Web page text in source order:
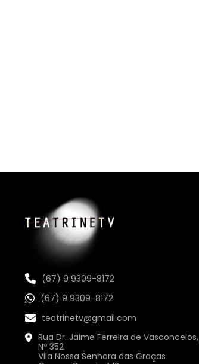
(67) 9 9309-8172
(67) 9 9309-8172
teatrinetv@gmail.com
Rua Dr. Jaime Ferreira de Vasconcelos,
Nº 352
Vila Nossa Senhora das Graças